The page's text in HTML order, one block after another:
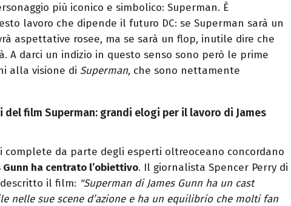
più iconico e simbolico: Superman. È
lavoro che dipende il futuro DC: se Superman sarà un
aspettative rosee, ma se sarà un flop, inutile dire che
A darci un indizio in questo senso sono però le prime
alla visione di Superman, che sono nettamente
del film Superman: grandi elogi per il lavoro di James
complete da parte degli esperti oltreoceano concordano
Gunn ha centrato l’obiettivo. Il giornalista Spencer Perry di
il film: "Superman di James Gunn ha un cast
nelle sue scene d’azione e ha un equilibrio che molti fan